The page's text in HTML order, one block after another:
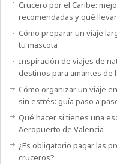
Crucero por el Caribe:
recomendadas y qué llevar
Cómo preparar un viaje
tu mascota
Inspiración de viajes de
destinos para amantes de
Cómo organizar un viaje
sin estrés: guía paso a
Qué hacer si tienes una
Aeropuerto de Valencia
¿Es obligatorio pagar las
cruceros?